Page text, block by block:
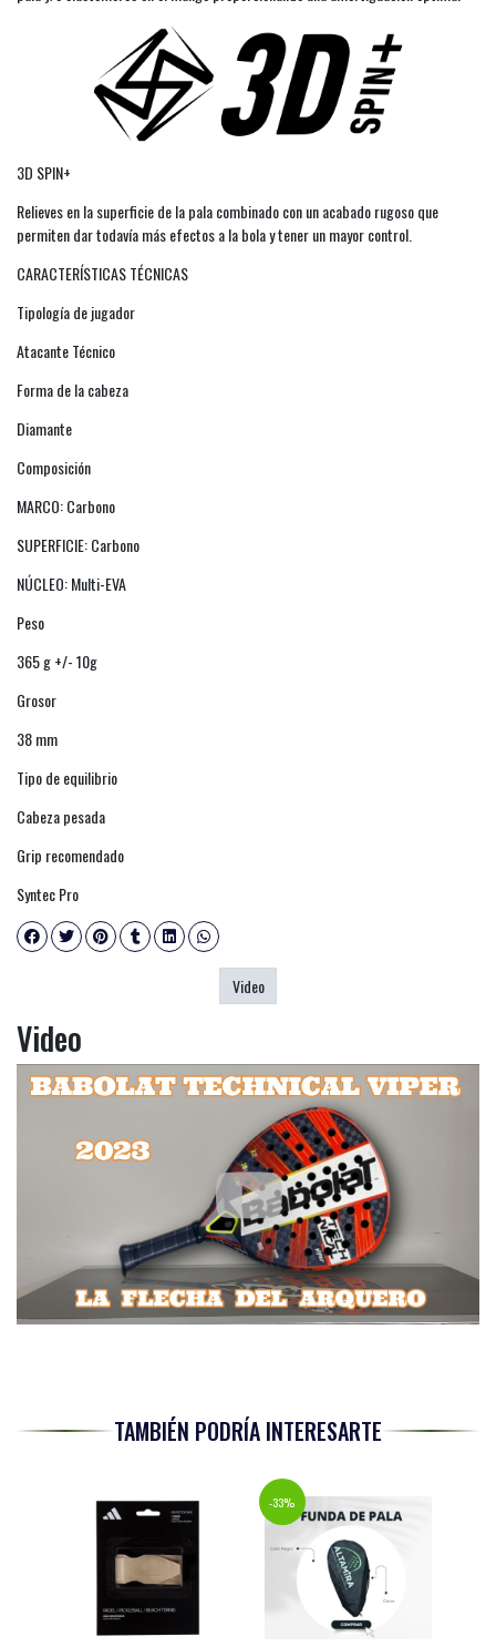
3D SPIN+
Relieves en la superficie de la pala combinado con un acabado rugoso que
permiten dar todavía más efectos a la bola y tener un mayor control.
CARACTERÍSTICAS TÉCNICAS
Tipología de jugador
Atacante Técnico
Forma de la cabeza
Diamante
Composición
MARCO: Carbono
SUPERFICIE: Carbono
NÚCLEO: Multi-EVA
Peso
365 g +/- 10g
Grosor
38 mm
Tipo de equilibrio
Cabeza pesada
Grip recomendado
Syntec Pro
Video
Video
TAMBIÉN PODRÍA INTERESARTE
-33%